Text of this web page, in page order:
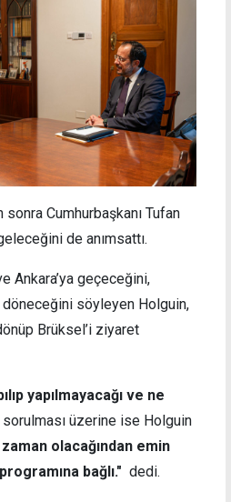
Cumhurbaşkanı Tufan
de anımsattı.
Ankara’ya geçeceğini,
döneceğini söyleyen Holguin,
Brüksel’i ziyaret
yapılmayacağı ve ne
sorulması üzerine ise Holguin
olacağından emin
bağlı." dedi.